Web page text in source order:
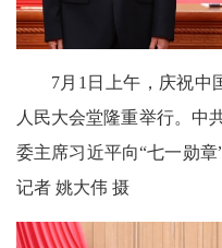
7月1日上午，庆祝中
人民大会堂隆重举行。中
委主席习近平向“七一勋
记者 姚大伟 摄